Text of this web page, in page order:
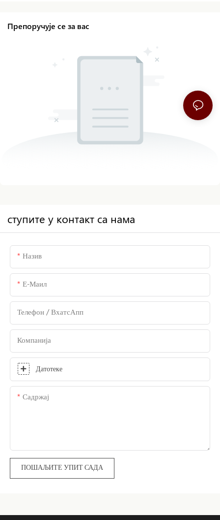
Препоручује се за вас
ступите у контакт са нама
Назив
Е-Маил
Телефон / ВхатсАпп
Компанија
Датотеке
Садржај
ПОШАЉИТЕ УПИТ САДА